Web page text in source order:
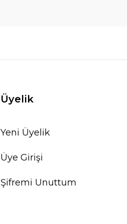
Üyelik
Yeni Üyelik
Üye Girişi
Şifremi Unuttum